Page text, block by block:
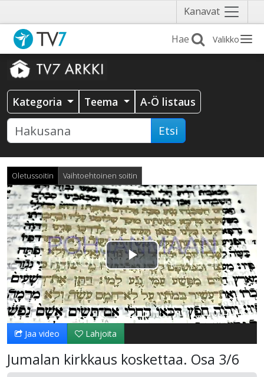
Kanavat Näytä
valikko
Valikko
Kategoria Teema A-Ö listaus
Etsi
Oletussoitin Vaihtoehtoinen soitin
Toista
Video
Jaa video Lahjoita
Jumalan kirkkaus koskettaa. Osa 3/6